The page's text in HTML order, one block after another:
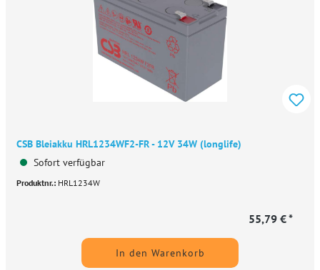
CSB Bleiakku HRL1234WF2-FR - 12V 34W (longlife)
Sofort verfügbar
Produktnr.: HRL1234W
55,79 € *
In den Warenkorb